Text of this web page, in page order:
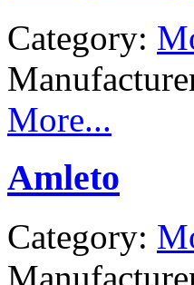
Category:
More...
Amleto
Category: